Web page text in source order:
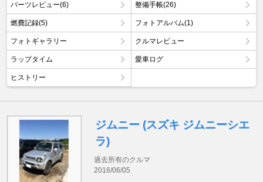
パーツレビュー(6) 整備手帳(26)
燃費記録(5) フォトアルバム(1)
フォトギャラリー クルマレビュー
ラップタイム 愛車ログ
ヒストリー
ジムニー (スズキ ジムニーシエ
ラ)
過去所有のクルマ
2016/06/05